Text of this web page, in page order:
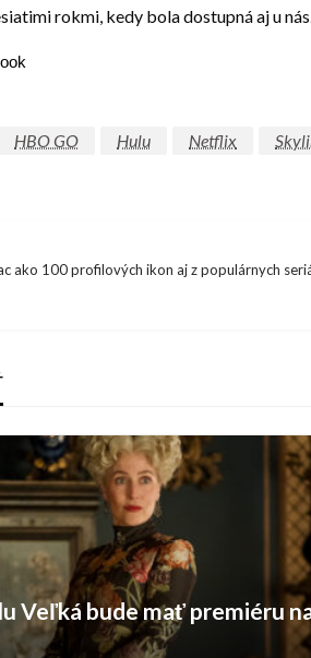
rokmi, kedy bola dostupná aj u
HBO GO Hulu Netflix
ako 100 profilových ikon aj z populárnych
Veľká bude mať premiéru